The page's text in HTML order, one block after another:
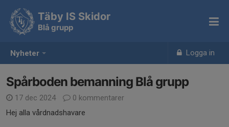
Nyheter Logga in
Täby IS Skidor
Blå grupp
Spårboden bemanning Blå grupp
17 dec 2024
0 kommentarer
Hej alla vårdnadshavare